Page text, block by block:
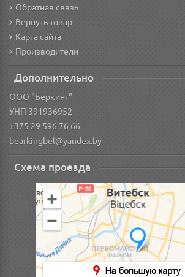
Обратная связь
Вернуть товар
Карта сайта
Производители
Дополнительно
ООО "Беркинг"
УНП 391936952
+375 29 596 76 66
bearkingbel@yandex.by
Схема проезда